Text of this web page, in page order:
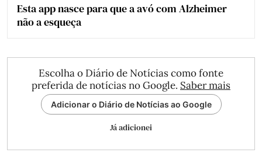
Esta app nasce para que a avó com Alzheimer
não a esqueça
Escolha o Diário de Notícias como fonte
preferida de notícias no Google. Saber mais
Adicionar o Diário de Notícias ao Google
Já adicionei